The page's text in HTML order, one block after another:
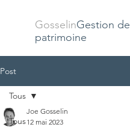
GosselinGestion de
patrimoine
Post
Tous
Tous
Joe Gosselin
12 mai 2023